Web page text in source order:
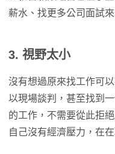
薪水、找更多公司面試來
3. 視野太小
沒有想過原來找工作可
以現場談判，甚至找到
的工作，不需要從此拒
自己沒有經濟壓力，在